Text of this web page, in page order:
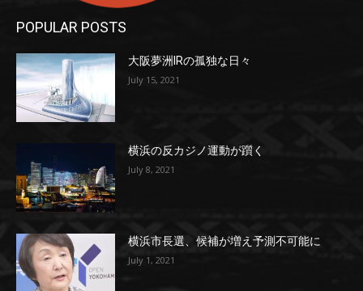
POPULAR POSTS
大阪夢洲IRの孤独な日々
July 15, 2021
横浜の反カジノ運動が躓く
July 8, 2021
横浜市長選、候補が増え予測不可能に
July 1, 2021